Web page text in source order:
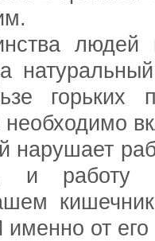
людей
горьких
необходимо
нарушает
и работу
от его